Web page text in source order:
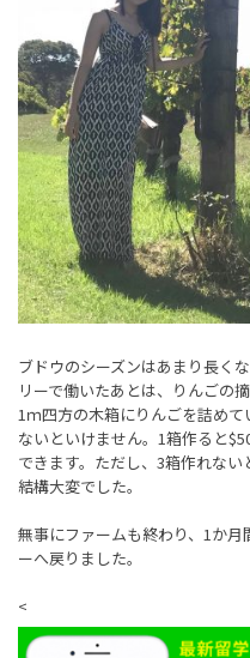
ブドウのシーズンはあまり長く
リーで働いたあとは、りんごの
1ｍ四方の木箱にりんごを詰め
ないといけません。1箱作ると
できます。ただし、3箱作れな
結構大変でした。
無事にファームも終わり、1か
ーへ戻りました。
<